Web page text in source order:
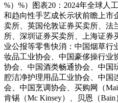
%）%）图表20：2024年全球人
和趋向性手艺成长示状前瞻上市
卖所、英国伦敦证券买卖所、法
所、深圳证券买卖所、上海证券
业公报等零售快消：中国烟草行
妆品工业协会、中国豪侈操行业
协会、中国酒类畅通协会、中国
腔洁净护理用品工业协会、中国
会、中国烹调协会、买购网（
肯锡（Mc Kinsey）、贝恩（